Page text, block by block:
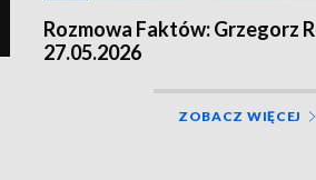
Rozmowa Faktów: Grzegorz
27.05.2026
ZOBACZ WIĘCEJ